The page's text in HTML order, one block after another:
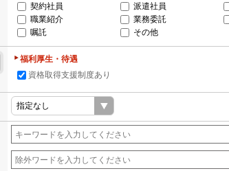
契約社員
派遣社員
職業紹介
業務委託
嘱託
その他
福利厚生・待遇
資格取得支援制度あり